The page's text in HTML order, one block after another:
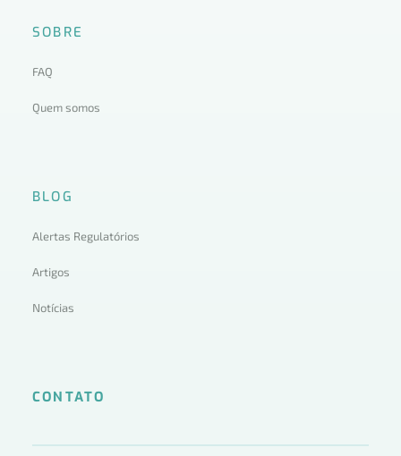
SOBRE
FAQ
Quem somos
BLOG
Alertas Regulatórios
Artigos
Notícias
CONTATO